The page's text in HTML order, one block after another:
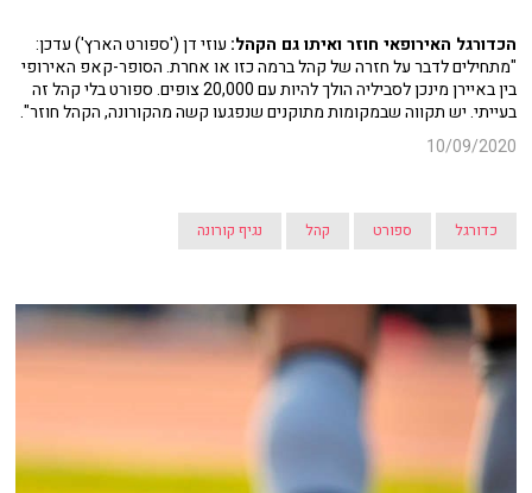
הכדורגל האירופאי חוזר ואיתו גם הקהל: עוזי דן ('ספורט הארץ') עדכן:
"מתחילים לדבר על חזרה של קהל ברמה כזו או אחרת. הסופר-קאפ האירופי
בין באיירן מינכן לסביליה הולך להיות עם 20,000 צופים. ספורט בלי קהל זה
בעייתי. יש תקווה שבמקומות מתוקנים שנפגעו קשה מהקורונה, הקהל חוזר".
10/09/2020
כדורגל ספורט קהל נגיף קורונה